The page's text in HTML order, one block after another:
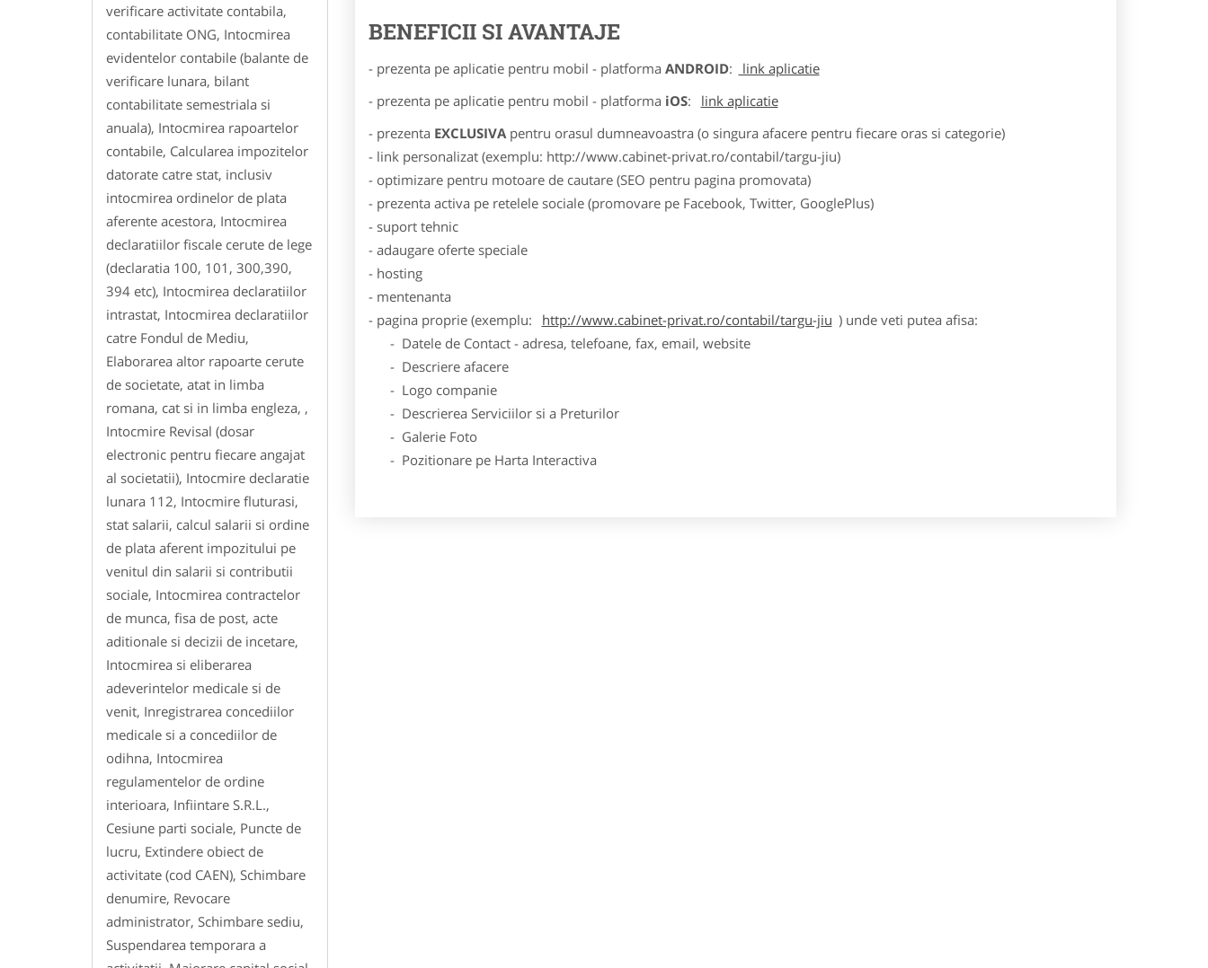
verificare activitate contabila,
contabilitate ONG, Intocmirea
evidentelor contabile (balante de
verificare lunara, bilant
contabilitate semestriala si
anuala), Intocmirea rapoartelor
contabile, Calcularea impozitelor
datorate catre stat, inclusiv
intocmirea ordinelor de plata
aferente acestora, Intocmirea
declaratiilor fiscale cerute de lege
(declaratia 100, 101, 300,390,
394 etc), Intocmirea declaratiilor
intrastat, Intocmirea declaratiilor
catre Fondul de Mediu,
Elaborarea altor rapoarte cerute
de societate, atat in limba
romana, cat si in limba engleza, ,
Intocmire Revisal (dosar
electronic pentru fiecare angajat
al societatii), Intocmire declaratie
lunara 112, Intocmire fluturasi,
stat salarii, calcul salarii si ordine
de plata aferent impozitului pe
venitul din salarii si contributii
sociale, Intocmirea contractelor
de munca, fisa de post, acte
aditionale si decizii de incetare,
Intocmirea si eliberarea
adeverintelor medicale si de
venit, Inregistrarea concediilor
medicale si a concediilor de
odihna, Intocmirea
regulamentelor de ordine
interioara, Infiintare S.R.L.,
Cesiune parti sociale, Puncte de
lucru, Extindere obiect de
activitate (cod CAEN), Schimbare
denumire, Revocare
administrator, Schimbare sediu,
Suspendarea temporara a
BENEFICII SI AVANTAJE
- prezenta pe aplicatie pentru mobil - platforma ANDROID:
link aplicatie
- prezenta pe aplicatie pentru mobil - platforma iOS:
link aplicatie
- prezenta EXCLUSIVApentru orasul dumneavoastra (o singura afacere pentru fiecare oras si categorie)
- link personalizat (exemplu: http://www.cabinet-privat.ro/contabil/targu-jiu)
- optimizare pentru motoare de cautare (SEO pentru pagina promovata)
- prezenta activa pe retelele sociale (promovare pe Facebook, Twitter, GooglePlus)
- suport tehnic
- adaugare oferte speciale
- hosting
- mentenanta
- pagina proprie (exemplu:
http://www.cabinet-privat.ro/contabil/targu-jiu ) unde veti putea afisa:
- Datele de Contact - adresa, telefoane, fax, email, website
- Descriere afacere
- Logo companie
- Descrierea Serviciilor si a Preturilor
- Galerie Foto
- Pozitionare pe Harta Interactiva